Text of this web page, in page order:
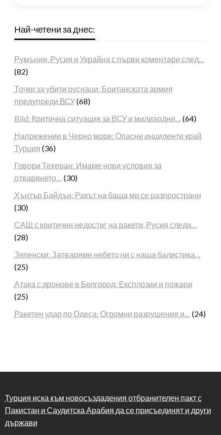
Най-четени за днес:
Румъния, Русия и Украйна с първи коментари след…
(82)
Точки за убити руснаци: Британската армия
предупреди ВСУ(68)
Bild: Критична ситуация за ВСУ и милиардни… (64)
Напрежение в Черно море: Опасни инциденти край
Турция (36)
Говори Техеран: Имаме нови условия за
отварянето… (30)
Хънтър Байдън: Ракът на баща ми се разпространи
(30)
САЩ с критичен недостиг на ракети, Русия следи…
(28)
Зеленски: Затваряме небето ни с наша балистика…
(25)
Атака с дронове в Белгород: Експлозии и пожари
(25)
Ракетен удар по Одеса: Огромни разрушения и… (24)
Турция иска към новосъздадения отбранителен пакт с
Пакистан и Саудитска Арабия да се присъединят и други
държави